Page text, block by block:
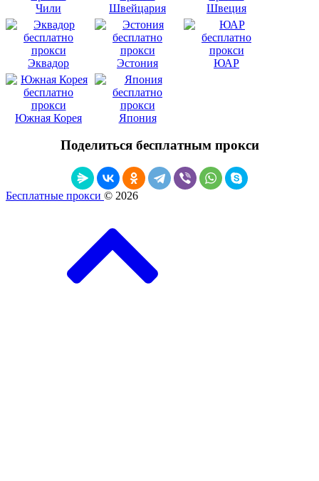
Чили Швейцария Швеция
Эквадор Эстония ЮАР
Южная Корея Япония
Поделиться бесплатным прокси
Бесплатные прокси © 2026